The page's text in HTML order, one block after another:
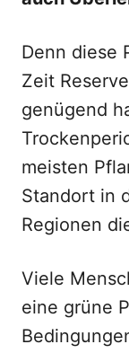
Denn diese
Zeit
genügend
meisten
Standort in
Regionen
Viele
eine grüne